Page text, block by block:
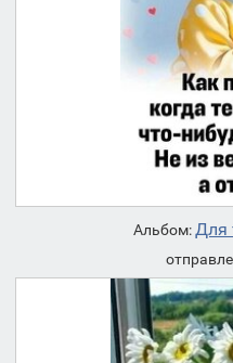
Альбом:Для